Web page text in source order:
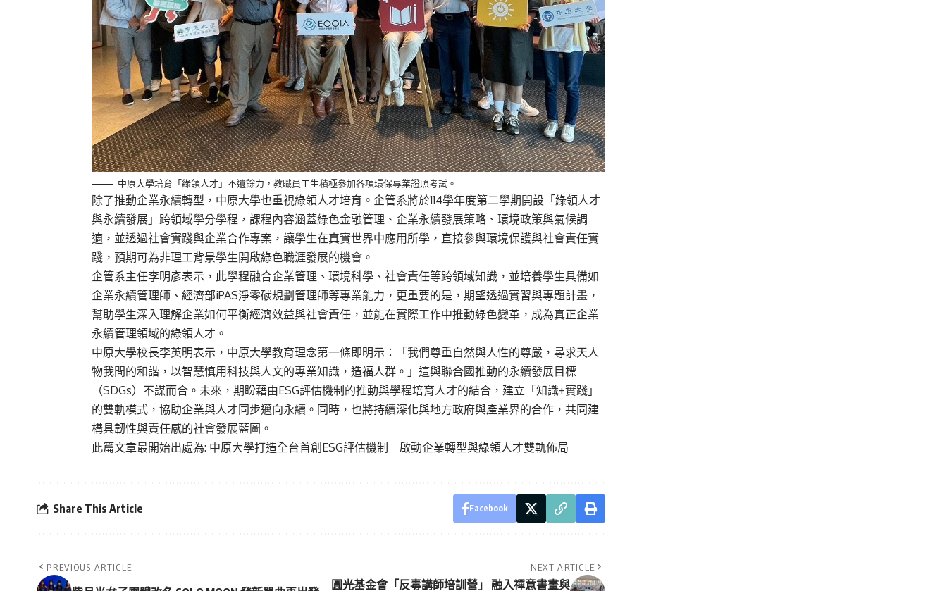
中原大學培育「綠領人才」不遺餘力，教職員工生積極參加各項環保專業證照考試。
除了推動企業永續轉型，中原大學也重視綠領人才培育。企管系將於114學年度第二學期開設「綠領人才
與永續發展」跨領域學分學程，課程內容涵蓋綠色金融管理、企業永續發展策略、環境政策與氣候調
適，並透過社會實踐與企業合作專案，讓學生在真實世界中應用所學，直接參與環境保護與社會責任實
踐，預期可為非理工背景學生開啟綠色職涯發展的機會。
企管系主任李明彥表示，此學程融合企業管理、環境科學、社會責任等跨領域知識，並培養學生具備如
企業永續管理師、經濟部iPAS淨零碳規劃管理師等專業能力，更重要的是，期望透過實習與專題計畫，
幫助學生深入理解企業如何平衡經濟效益與社會責任，並能在實際工作中推動綠色變革，成為真正企業
永續管理領域的綠領人才。
中原大學校長李英明表示，中原大學教育理念第一條即明示：「我們尊重自然與人性的尊嚴，尋求天人
物我間的和諧，以智慧慎用科技與人文的專業知識，造福人群。」這與聯合國推動的永續發展目標
（SDGs）不謀而合。未來，期盼藉由ESG評估機制的推動與學程培育人才的結合，建立「知識+實踐」
的雙軌模式，協助企業與人才同步邁向永續。同時，也將持續深化與地方政府與產業界的合作，共同建
構具韌性與責任感的社會發展藍圖。
此篇文章最開始出處為: 中原大學打造全台首創ESG評估機制 啟動企業轉型與綠領人才雙軌佈局
Share This Article Facebook
PREVIOUS ARTICLE NEXT ARTICLE
圓光基金會「反毒講師培訓營」 融入禪意書畫與